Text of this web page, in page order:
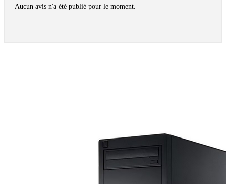
Aucun avis n'a été publié pour le moment.